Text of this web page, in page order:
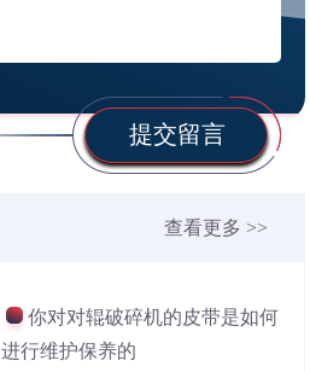
提交留言
查看更多 >>
你对对辊破碎机的皮带是如何
进行维护保养的